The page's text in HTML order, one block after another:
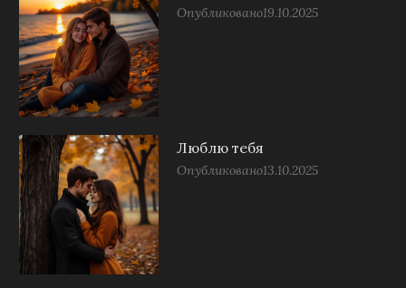
Опубликовано19.10.2025
Люблю тебя
Опубликовано13.10.2025